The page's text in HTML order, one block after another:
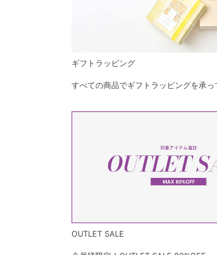
ギフトラッピング
すべての商品でギフトラッピングを承っ
OUTLET SALE